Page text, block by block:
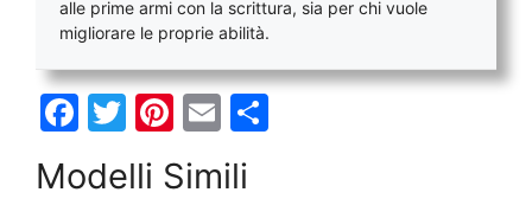
alle prime armi con la scrittura, sia per chi vuole
migliorare le proprie abilità.
F
c
T
itt
Pi
er
E
ai
Modelli Simili